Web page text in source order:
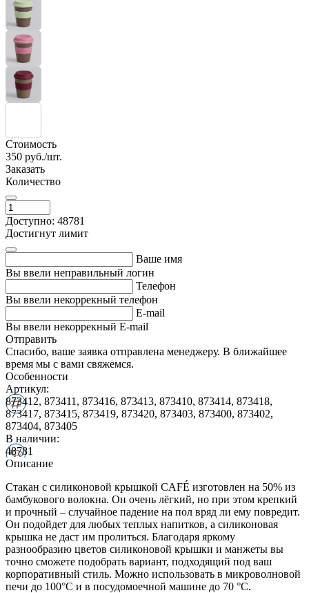
Стоимость
350 руб./шт.
Заказать
Количество
Доступно: 48781
Достигнут лимит
Ваше имя
Вы ввели неправильный логин
Телефон
Вы ввели некоррекный телефон
E-mail
Вы ввели некоррекный E-mail
Отправить
Спасибо, ваше заявка отправлена менеджеру. В ближайшее
время мы с вами свяжемся.
Особенности
Артикул:
873412, 873411, 873416, 873413, 873410, 873414, 873418,
873417, 873415, 873419, 873420, 873403, 873400, 873402,
873404, 873405
В наличии:
48781
Описание
Стакан с силиконовой крышкой CAFÉ изготовлен на 50% из
бамбукового волокна. Он очень лёгкий, но при этом крепкий
и прочный – случайное падение на пол вряд ли ему повредит.
Он подойдет для любых теплых напитков, а силиконовая
крышка не даст им пролиться. Благодаря яркому
разнообразию цветов силиконовой крышки и манжеты вы
точно сможете подобрать вариант, подходящий под ваш
корпоративный стиль. Можно использовать в микроволновой
печи до 100°C и в посудомоечной машине до 70 °C.